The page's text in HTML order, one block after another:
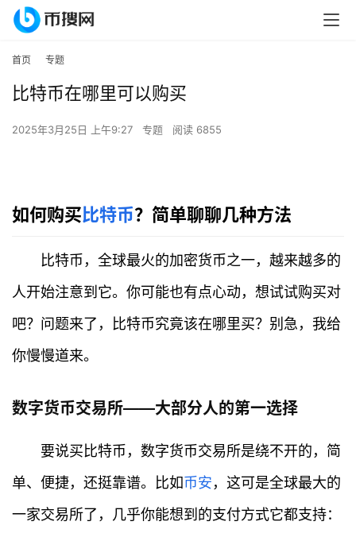
首页 专题
比特币在哪里可以购买
2025年3月25日 上午9:27 专题 阅读 6855
如何购买比特币？简单聊聊几种方法
比特币，全球最火的加密货币之一，越来越多的
人开始注意到它。你可能也有点心动，想试试购买对
吧？问题来了，比特币究竟该在哪里买？别急，我给
你慢慢道来。
数字货币交易所——大部分人的第一选择
要说买比特币，数字货币交易所是绕不开的，简
单、便捷，还挺靠谱。比如币安，这可是全球最大的
一家交易所了，几乎你能想到的支付方式它都支持：